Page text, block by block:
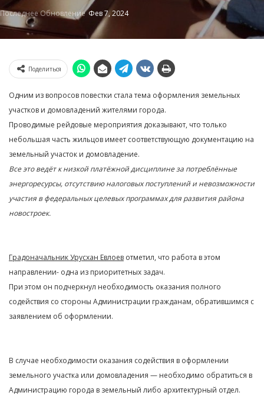
Последнее ОбновлениеФев 7, 2024
Поделиться
Одним из вопросов повестки стала тема оформления земельных
участков и домовладений жителями города.
Проводимые рейдовые мероприятия доказывают, что только
небольшая часть жильцов имеет соответствующую документацию на
земельный участок и домовладение.
Все это ведёт к низкой платёжной дисциплине за потреблённые
энергоресурсы, отсутствию налоговых поступлений и невозможности
участия в федеральных целевых программах для развития района
новостроек.
Градоначальник Урусхан Евлоев отметил, что работа в этом
направлении- одна из приоритетных задач.
При этом он подчеркнул необходимость оказания полного
содействия со стороны Администрации гражданам, обратившимся с
заявлением об оформлении.
В случае необходимости оказания содействия в оформлении
земельного участка или домовладения — необходимо обратиться в
Администрацию города в земельный либо архитектурный отдел.